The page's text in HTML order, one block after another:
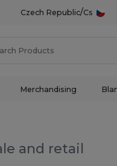
Czech Republic/Cs
Merchandising
and retail